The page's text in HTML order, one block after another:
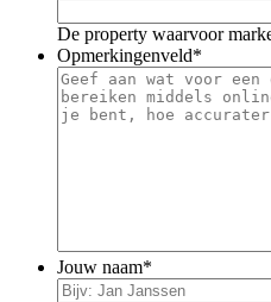
De property waarvoor
Opmerkingenveld*
Jouw naam*